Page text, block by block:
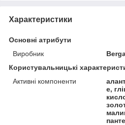
Характеристики
Основні атрибути
Виробник
Користувальницькі
Активні компоненти
e,